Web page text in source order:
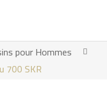
pour Hommes
700 SKR